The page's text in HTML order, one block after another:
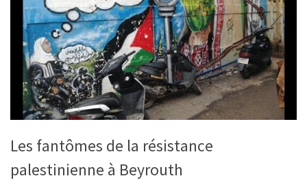
Les fantômes de la résistance
palestinienne à Beyrouth